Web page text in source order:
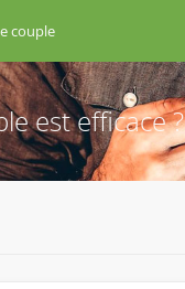
couple
est efficace ?